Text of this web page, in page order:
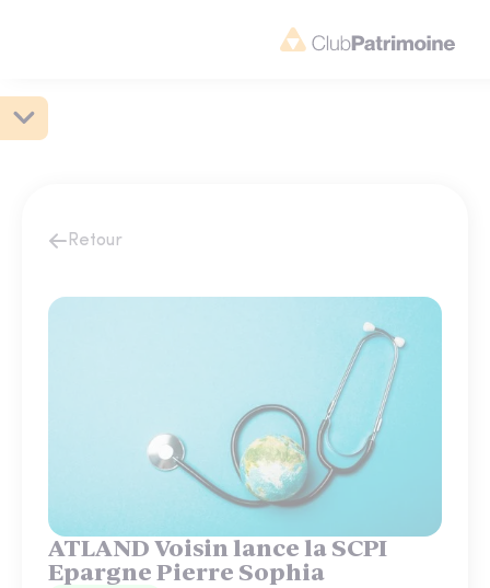
Retour
ATLAND Voisin lance la SCPI
Epargne Pierre Sophia